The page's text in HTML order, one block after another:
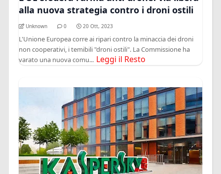
alla nuova strategia contro i droni ostili
Unknown 0 20 Ott, 2023
L'Unione Europea corre ai ripari contro la minaccia dei droni
non cooperativi, i temibili "droni ostili". La Commissione ha
varato una nuova comu... Leggi il Resto